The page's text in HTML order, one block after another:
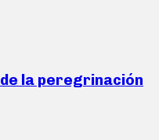
la peregrinación